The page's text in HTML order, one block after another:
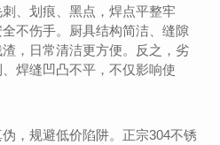
、划痕、黑点，焊点平整牢
不伤手。厨具结构简洁、缝隙
，日常清洁更方便。反之，劣
焊缝凹凸不平，不仅影响使
，规避低价陷阱。正宗304不锈